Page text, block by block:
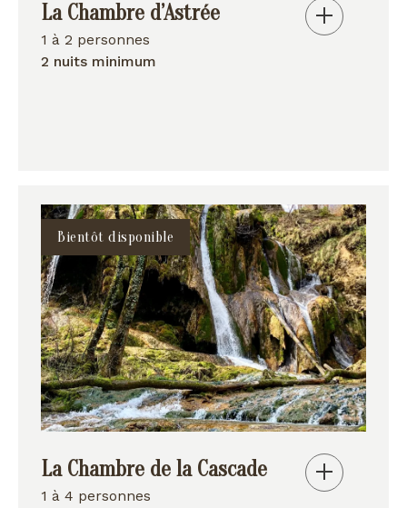
La Chambre d’Astrée
1 à 2 personnes
2 nuits minimum
Bientôt disponible
La Chambre de la Cascade
1 à 4 personnes